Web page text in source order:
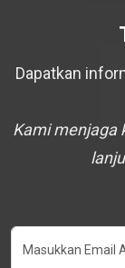
Dapatkan
Kami menjaga